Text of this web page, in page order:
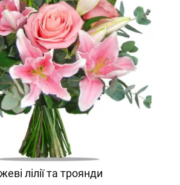
лілії та троянди